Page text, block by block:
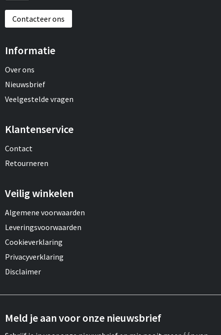
Contacteer ons
Informatie
Over ons
Nieuwsbrief
Veelgestelde vragen
Klantenservice
Contact
Retourneren
Veilig winkelen
Algemene voorwaarden
Leveringsvoorwaarden
Cookieverklaring
Privacyverklaring
Disclaimer
Meld je aan voor onze nieuwsbrief